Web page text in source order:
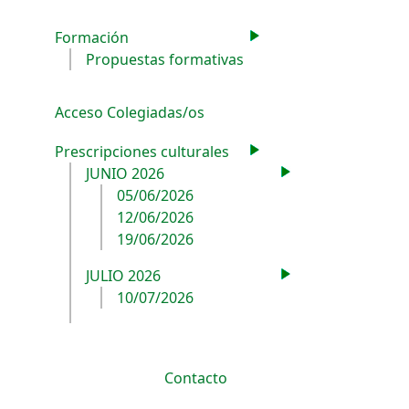
Formación
Propuestas formativas
Acceso Colegiadas/os
Prescripciones culturales
JUNIO 2026
05/06/2026
12/06/2026
19/06/2026
JULIO 2026
10/07/2026
Contacto